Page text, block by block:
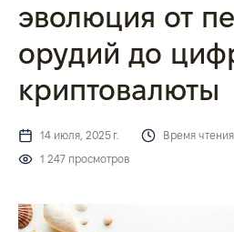
эволюция от
орудий до
криптовалюты
14 июля, 2025 г.
Время
1 247 просмотров